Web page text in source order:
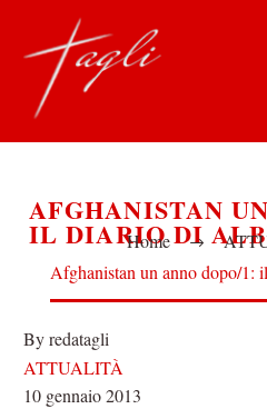
AFGHANISTAN
IL DIARIO DI
Home
Afghanistan un anno dopo/
By redatagli
ATTUALITÀ
10 gennaio 2013